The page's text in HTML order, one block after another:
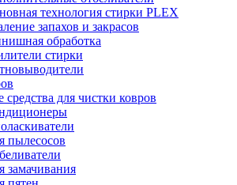
технология стирки PLEX
запахов и закрасов
обработка
стирки
средства для чистки ковров
пылесосов
замачивания